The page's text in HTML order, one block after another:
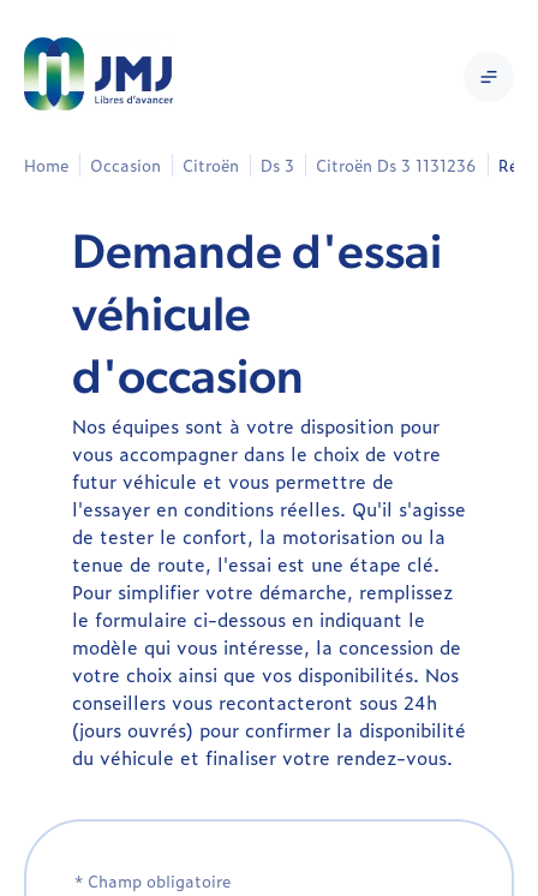
Home Occasion Citroën Ds 3 Citroën Ds 3 1131236
Demande d'essai
véhicule
d'occasion
Nos équipes sont à votre disposition pour
vous accompagner dans le choix de votre
futur véhicule et vous permettre de
l'essayer en conditions réelles. Qu'il s'agisse
de tester le confort, la motorisation ou la
tenue de route, l'essai est une étape clé.
Pour simplifier votre démarche, remplissez
le formulaire ci-dessous en indiquant le
modèle qui vous intéresse, la concession de
votre choix ainsi que vos disponibilités. Nos
conseillers vous recontacteront sous 24h
(jours ouvrés) pour confirmer la disponibilité
du véhicule et finaliser votre rendez-vous.
* Champ obligatoire